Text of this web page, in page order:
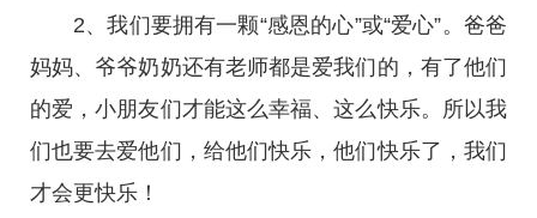
2、我们要拥有一颗“感恩的心”或“爱心”。爸爸
妈妈、爷爷奶奶还有老师都是爱我们的，有了他们
的爱，小朋友们才能这么幸福、这么快乐。所以我
们也要去爱他们，给他们快乐，他们快乐了，我们
才会更快乐！